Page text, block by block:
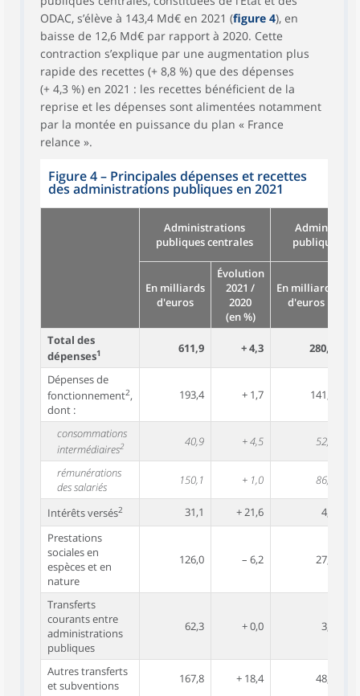
ODAC, s’élève à 143,4 Md€ en 2021 (figure 4), en
baisse de 12,6 Md€ par rapport à 2020. Cette
contraction s’explique par une augmentation plus
rapide des recettes (+ 8,8 %) que des dépenses
(+ 4,3 %) en 2021 : les recettes bénéficient de la
reprise et les dépenses sont alimentées notamment
par la montée en puissance du plan « France
relance ».
Figure 4 – Principales dépenses et recettes
des administrations publiques en 2021
Administrations
publiques centrales
publiques
En milliards
d'euros
Évolution
2021 /
2020
(en %)
En milliards
d'euros
Total des
dépenses1 611,9 + 4,3 280,0
Dépenses de
fonctionnement2,
dont :
193,4 + 1,7 141,9
consommations
intermédiaires2 40,9 + 4,5 52,0
rémunérations
des salariés
150,1 + 1,0 86,5
Intérêts versés2 31,1 + 21,6
4,0
Prestations
sociales en
espèces et en
nature
126,0 – 6,2 27,4
Transferts
courants entre
administrations
publiques
62,3 + 0,0 3,7
Autres transferts
et subventions
167,8 + 18,4 48,3